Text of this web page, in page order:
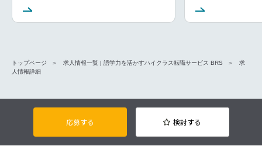
トップページ 求人情報一覧 | 語学力を活かすハイクラス転職サービス BRS
求
人情報詳細
応募する 検討する